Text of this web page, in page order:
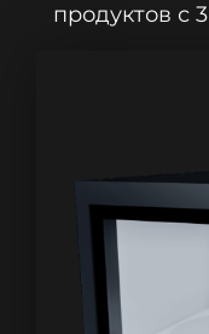
продуктов с